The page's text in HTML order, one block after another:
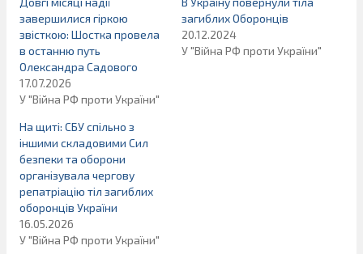
завершилися гіркою
звісткою: Шостка провела
в останню путь
Олександра Садового
17.07.2026
У "Війна РФ проти України"
загиблих Оборонців
20.12.2024
У "Війна РФ проти України"
На щиті: СБУ спільно з
іншими складовими Сил
безпеки та оборони
організувала чергову
репатріацію тіл загиблих
оборонців України
16.05.2026
У "Війна РФ проти України"